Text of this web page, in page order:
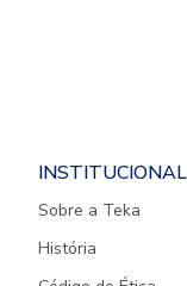
INSTITUCIONAL
Sobre a Teka
História